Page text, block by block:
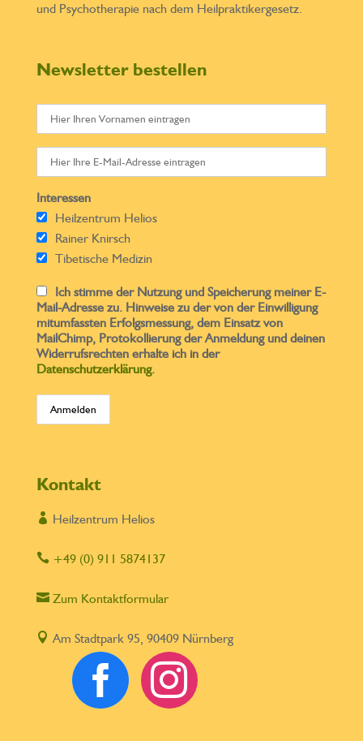
und Psychotherapie nach dem Heilpraktikergesetz.
Newsletter bestellen
Interessen
Heilzentrum Helios
Rainer Knirsch
Tibetische Medizin
Ich stimme der Nutzung und Speicherung meiner E-
Mail-Adresse zu. Hinweise zu der von der Einwilligung
mitumfassten Erfolgsmessung, dem Einsatz von
MailChimp, Protokollierung der Anmeldung und deinen
Widerrufsrechten erhalte ich in der
Datenschutzerklärung.
Kontakt
 Heilzentrum Helios
+49 (0) 911 5874137
Zum Kontaktformular
 Am Stadtpark 95, 90409 Nürnberg
 